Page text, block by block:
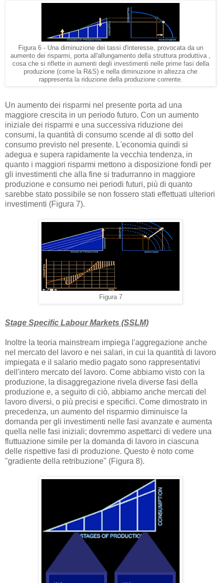
Figura 6 - Una diminuzione dei tassi d'interesse, provocata da un
aumento dei risparmi, porta all'allungamento della struttura produttiva ,
cosa che si riflette in aumenti degli investimenti nelle prime fasi della
produzione (come la R&S) e nella diminuzione in altezza che
rappresenta la riduzione della produzione corrente.
Un aumento dei risparmi nel presente porta ad una
maggiore crescita in un periodo futuro. Con un aumento
iniziale dei risparmi e una successiva riduzione dei
consumi, la quantità di consumo scende al di sotto del
consumo previsto nel presente. L'economia quindi si
adegua e supera rapidamente la vecchia tendenza, in
quanto i maggiori risparmi mettono a disposizione fondi per
gli investimenti che alla fine si tradurranno in maggiore
produzione e consumo nei periodi futuri, più di quanto
sarebbe stato possibile se non fossero stati effettuati ulteriori
investimenti (Figura 7).
Figura 7
Stage Specific Labour Markets (SSLM)
Inoltre la teoria mainstream impiega l'aggregazione anche
nel mercato del lavoro e nei salari, in cui la quantità di lavoro
impiegata e il salario medio pagato sono rappresentativi
dell'intero mercato del lavoro. Come abbiamo visto con la
produzione, la disaggregazione rivela diverse fasi della
produzione e, a seguito di ciò, abbiamo anche mercati del
lavoro diversi, o più precisi e specifici. Come dimostrato in
precedenza, un aumento del risparmio diminuisce la
domanda per gli investimenti nelle fasi avanzate e aumenta
quella nelle fasi iniziali; dovremmo aspettarci di vedere una
fluttuazione simile per la domanda di lavoro in ciascuna
delle rispettive fasi di produzione. Questo è noto come
"gradiente della retribuzione" (Figura 8).